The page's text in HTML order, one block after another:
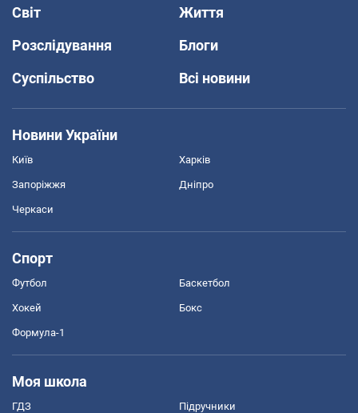
Світ
Життя
Розслідування
Блоги
Суспільство
Всі новини
Новини України
Київ Харків
Запоріжжя Дніпро
Черкаси
Спорт
Футбол Баскетбол
Хокей Бокс
Формула-1
Моя школа
ГДЗ Підручники